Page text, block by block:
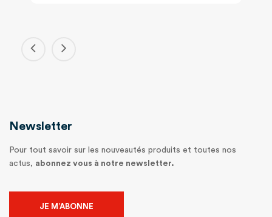
Newsletter
Pour tout savoir sur les nouveautés produits et toutes nos
actus, abonnez vous à notre newsletter.
JE M’ABONNE